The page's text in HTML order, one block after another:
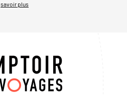
savoir plus